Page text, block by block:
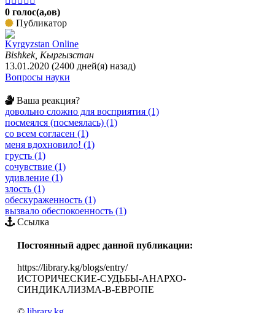
0 голос(а,ов)
Публикатор
Kyrgyzstan Online
Bishkek, Кыргызстан
13.01.2020 (2400 дней(я) назад)
Вопросы науки
Ваша реакция?
довольно сложно для восприятия (1)
посмеялся (посмеялась) (1)
со всем согласен (1)
меня вдохновило! (1)
грусть (1)
сочувствие (1)
удивление (1)
злость (1)
обескураженность (1)
вызвало обеспокоенность (1)
Ссылка
Постоянный адрес данной публикации:
https://library.kg/blogs/entry/
ИСТОРИЧЕСКИЕ-СУДЬБЫ-АНАРХО-
СИНДИКАЛИЗМА-В-ЕВРОПЕ